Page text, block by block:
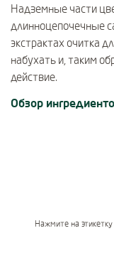
Надземные части
длинноцепочечные
экстрактах очитка
набухать и, таким
действие.
Обзор
Нажмите на